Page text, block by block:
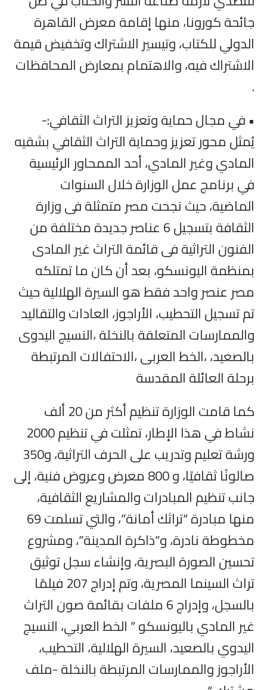
جائحة كورونا، منها إقامة معرض القاهرة
الدولي للكتاب، وتيسير الاشتراك وتخفيض قيمة
الاشتراك فيه، والاهتمام بمعارض المحافظات
.
• في مجال حماية وتعزيز التراث الثقافي:-
يُمثل محور تعزيز وحماية التراث الثقافي بشقيه
المادي وغير المادي، أحد الممحاور الرئيسية
في برنامج عمل الوزارة خلال السنوات
الماضية، حيث نجحت مصر متمثلة فى وزارة
الثقافة بتسجيل 6 عناصر جديدة مختلفة من
الفنون التراثية فى قائمة التراث غير المادى
بمنظمة اليونسكو، بعد أن كان ما تمتلكه
مصر عنصر واحد فقط هو السيرة الهلالية حيث
تم تسجيل التحطيب، الأراجوز، العادات والتقاليد
والممارسات المتعلقة بالنخلة ،النسيج اليدوى
بالصعيد، ،الخط العربى ،الاحتفالات المرتبطة
برحلة العائلة المقدسة
كما قامت الوزارة تنظيم أكثر من 20 ألف
نشاط في هذا الإطار، تمثلت في تنظيم 2000
ورشة تعليم وتدريب على الحرف التراثية، و350
صالونًا ثقافيًا، و 800 معرض وعروض فنية، إلى
جانب تنظيم المبادرات والمشاريع الثقافية،
منها مبادرة “تراثك أمانة”، والتي تسلمت 69
مخطوطة نادرة، و”ذاكرة المدينة”، ومشروع
تحسين الصورة البصرية، وإنشاء سجل توثيق
تراث السينما المصرية، وتم إدراج 207 فيلمًا
بالسجل، وإدراج 6 ملفات بقائمة صون التراث
غير المادي باليونسكو ” الخط العربي، النسيج
اليدوي بالصعيد، السيرة الهلالية، التحطيب،
الأراجوز والممارسات المرتبطة بالنخلة -ملف